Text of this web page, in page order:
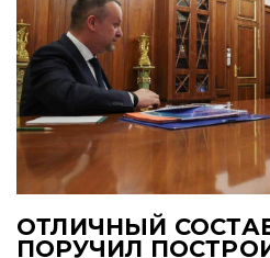
ОТЛИЧНЫЙ
ПОРУЧИЛ